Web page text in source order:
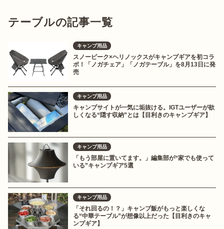
テーブルの記事一覧
キャンプ用品
スノーピーク×ヘリノックスがキャンプギアを初コラ
ボ！「ノガチェア」「ノガテーブル」を8月13日に発
売
キャンプ用品
キャンプサイトが一気に垢抜ける。IGTユーザーが欲
しくなる“隠す収納”とは【目利きのキャンプギア】
キャンプ用品
「もう部屋に置いてます。」編集部が“家でも使って
いる”キャンプギア5選
キャンプ用品
「それ回るの！？」キャンプ飯がもっと楽しくな
る“中華テーブル”が想像以上だった【目利きのキャ
ンプギア】